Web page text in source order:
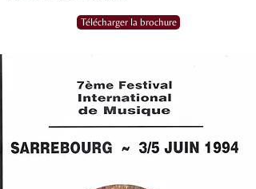
Télécharger la brochure